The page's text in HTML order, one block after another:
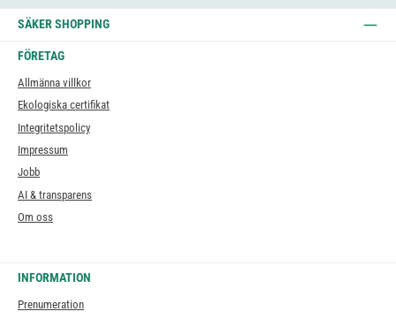
SÄKER SHOPPING
FÖRETAG
Allmänna villkor
Ekologiska certifikat
Integritetspolicy
Impressum
Jobb
AI & transparens
Om oss
INFORMATION
Prenumeration